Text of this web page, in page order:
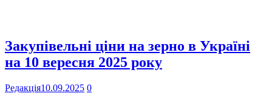
Закупівельні ціни на зерно в Україні
на 10 вересня 2025 року
Редакція10.09.2025 0